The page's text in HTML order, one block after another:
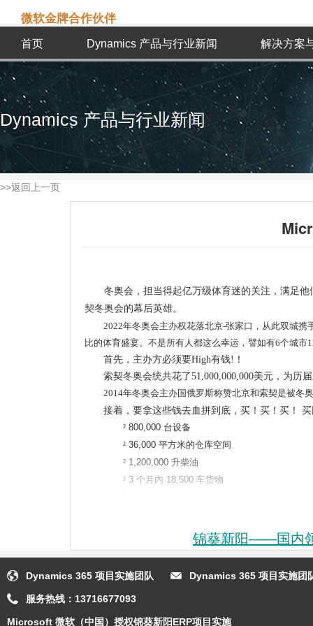
微软金牌合作伙伴
首页 Dynamics 产品与行业新闻 解决方案
Dynamics 产品与行业新闻
>>返回上一页
冬奥会，担当得起亿万级体育迷的关注，满足他
契冬奥会的幕后英雄。
2022年冬奥会主办权花落北京-张家口，从此双城
比的体育盛宴。不是所有人都这么幸运，譬如有6个城
首先，主办方必须要High有钱!！
索契冬奥会统共花了51,000,000,000美元，为历
2014年冬奥会主办国俄罗斯称赞北京和索契是被冬
接着，要拿这些钱去血拼到底，买！买！买！
² 800,000 台设备
² 36,000 平方米的仓库空间
² 1,200,000 升柴油
² 3 个月内 18,500 车货物
理性的童鞋，且听索契冬奥会如何管理好这些资
基于Microsoft Dynamics AX，为索契2014年组
方案。
索契冬奥会是对微软的技术、创新和人员的一个
并从 Windows Azure Media Services
锦葵新阳——国内
Dynamics 365 项目实施团队 Dynamics 365 项目实施团
服务热线： 13716677093
Microsoft 微软（中国）授权锦葵新阳ERP项目实施